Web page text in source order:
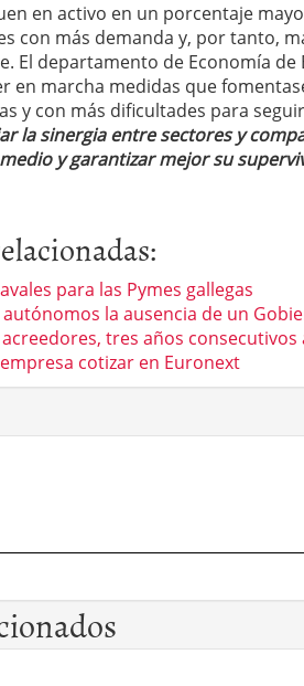
en activo en un porcentaje
con más demanda y, por tanto,
El departamento de Economía de
en marcha medidas que
y con más dificultades para
la sinergia entre sectores y
y garantizar mejor su
para las Pymes gallegas
autónomos la ausencia de un
tres años consecutivos
cotizar en Euronext